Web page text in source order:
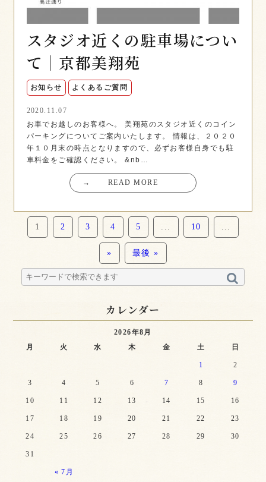
スタジオ近くの駐車場につい
て｜京都美翔苑
お知らせ よくあるご質問
2020.11.07
お車でお越しのお客様へ。 美翔苑のスタジオ近くのコイン
パーキングについてご案内いたします。 情報は、２０２０
年１０月末の時点となりますので、必ずお客様自身でも駐
車料金をご確認ください。 &nb…
→ READ MORE
1 2 3 4 5 ... 10 ...
» 最後 »
カレンダー
2026年8月
月
火 水 木 金 土 日
« 7月
1 2
3 4 5 6 7 8 9
10 11 12 13 14 15 16
17 18 19 20 21 22 23
24 25 26 27 28 29 30
31